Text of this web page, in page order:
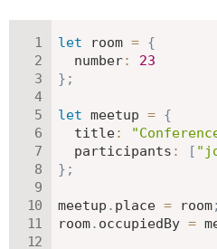
let room = {
number:
23
} ;
let meetup = {
title:
participants : [
} ;
meetup . place = room;
room. occupiedBy =